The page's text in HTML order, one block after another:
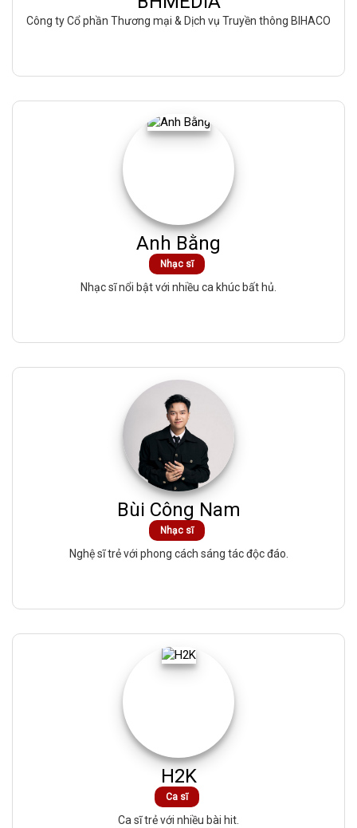
Công ty Cổ phần Thương mại & Dịch vụ Truyền thông BIHACO
Anh Bằng
Nhạc sĩ
Nhạc sĩ nổi bật với nhiều ca khúc bất hủ.
Bùi Công Nam
Nhạc sĩ
Nghệ sĩ trẻ với phong cách sáng tác độc đáo.
H2K
Ca sĩ
Ca sĩ trẻ với nhiều bài hit.